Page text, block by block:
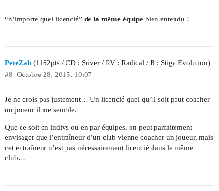
“n’importe quel licencié” de la même équipe bien entendu !
PeteZah (1162pts / CD : Sriver / RV : Radical / B : Stiga Evolution)
Octobre 28, 2015, 10:07
#8
Je ne crois pas justement… Un licencié quel qu’il soit peut coacher
un joueur il me semble.
Que ce soit en indivs ou en par équipes, on peut parfaitement
envisager que l’entraîneur d’un club vienne coacher un joueur, mais
cet entraîneur n’est pas nécessairement licencié dans le même
club…